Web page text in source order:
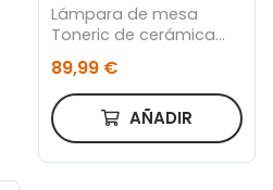
Lámpara de mesa
Toneric de cerámica
con acabado azul y
algodón
89,99 €
AÑADIR